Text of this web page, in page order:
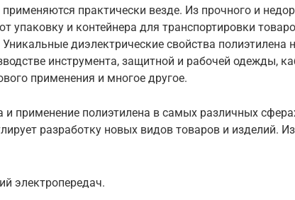
практически везде. Из прочного и
упаковку и контейнера для транспортировки
диэлектрические свойства полиэтилена
инструмента, защитной и рабочей одежды,
применения и многое другое.
и применение полиэтилена в самых различных
разработку новых видов товаров и изделий.
электропередач.